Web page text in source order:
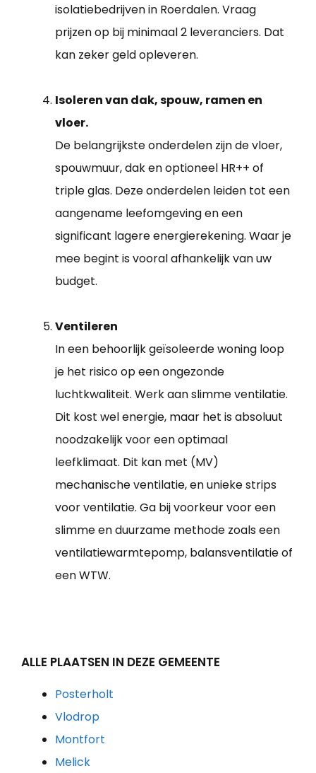
isolatiebedrijven in Roerdalen. Vraag
prijzen op bij minimaal 2 leveranciers. Dat
kan zeker geld opleveren.
Isoleren van dak, spouw, ramen en
vloer.
De belangrijkste onderdelen zijn de vloer,
spouwmuur, dak en optioneel HR++ of
triple glas. Deze onderdelen leiden tot een
aangename leefomgeving en een
significant lagere energierekening. Waar je
mee begint is vooral afhankelijk van uw
budget.
Ventileren
In een behoorlijk geïsoleerde woning loop
je het risico op een ongezonde
luchtkwaliteit. Werk aan slimme ventilatie.
Dit kost wel energie, maar het is absoluut
noodzakelijk voor een optimaal
leefklimaat. Dit kan met (MV)
mechanische ventilatie, en unieke strips
voor ventilatie. Ga bij voorkeur voor een
slimme en duurzame methode zoals een
ventilatiewarmtepomp, balansventilatie of
een WTW.
ALLE PLAATSEN IN DEZE GEMEENTE
Posterholt
Vlodrop
Montfort
Melick